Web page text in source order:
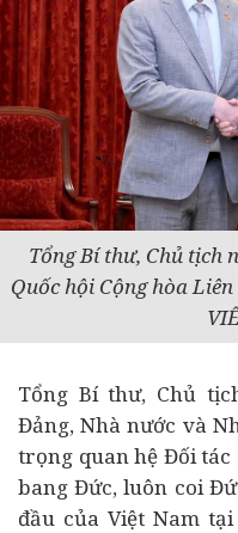
Tổng Bí thư, Chủ tịch
Quốc hội Cộng hòa
Tổng Bí thư, Chủ
Đảng, Nhà nước và
trọng quan hệ Đối tác
bang Đức, luôn coi
đầu của Việt Nam